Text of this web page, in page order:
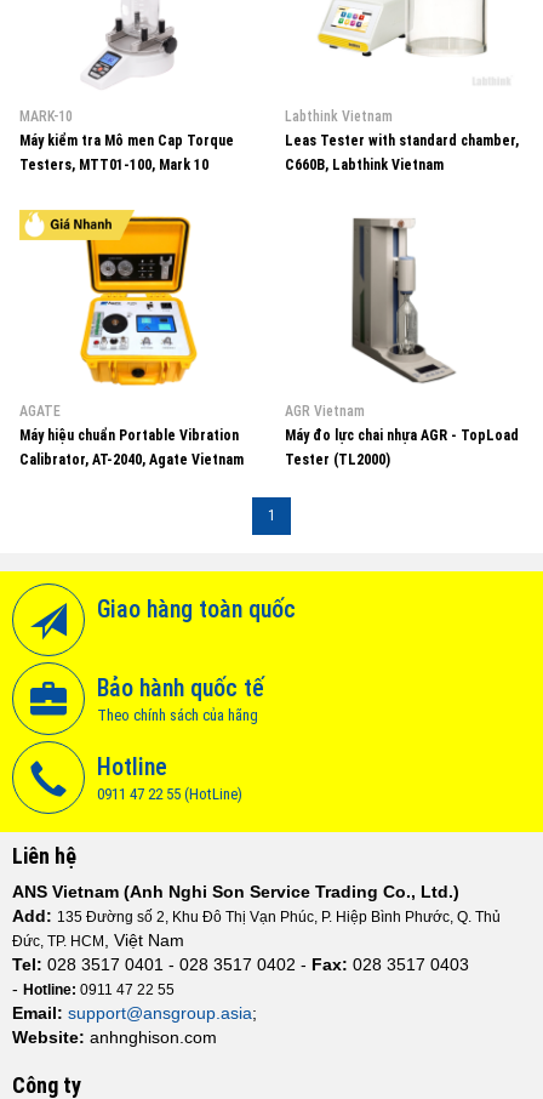
MARK-10
Máy kiểm tra Mô men Cap Torque
Testers, MTT01-100, Mark 10
Labthink Vietnam
Leas Tester with standard chamber,
C660B, Labthink Vietnam
AGATE
Máy hiệu chuẩn Portable Vibration
Calibrator, AT-2040, Agate Vietnam
AGR Vietnam
Máy đo lực chai nhựa AGR - TopLoad
Tester (TL2000)
1
Giao hàng toàn quốc
Bảo hành quốc tế
Theo chính sách của hãng
Hotline
0911 47 22 55 (HotLine)
Liên hệ
ANS Vietnam (Anh Nghi Son Service Trading Co., Ltd.)
Add: 135 Đường số 2, Khu Đô Thị Vạn Phúc, P. Hiệp Bình Phước, Q. Thủ
Đức, TP. HCM
, Việt Nam
Tel: 028 3517 0401 - 028 3517 0402 - Fax: 028 3517 0403
- Hotline: 0911 47 22 55
Email: support@ansgroup.asia;
Website: anhnghison.com
Công ty